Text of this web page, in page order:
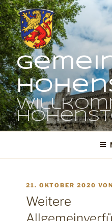
Zum
Inhalt
springen
VERÖFFENTLICHT
AM
21. OKTOBER 2020
Weitere